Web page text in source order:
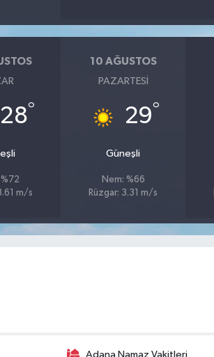
28°
%72
m/s
10 AĞUSTOS
PAZARTESI
29°
Güneşli
Nem: %66
Rüzgar: 3.31 m/s
Adana Namaz Vakitleri